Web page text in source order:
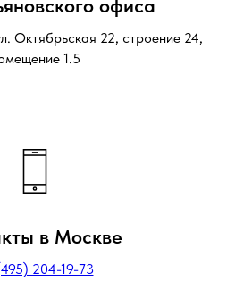
офиса
Октябрьская 22, строение 24,
1.5
в Москве
204-19-73